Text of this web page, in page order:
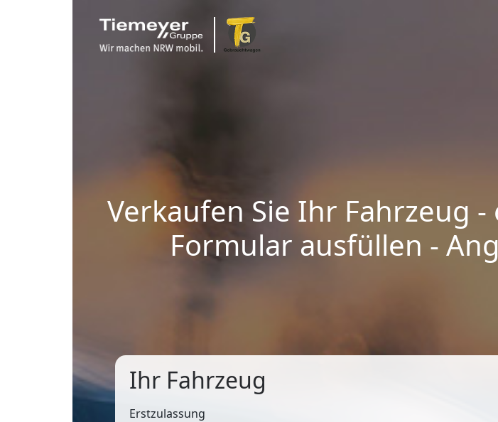
Verkaufen Sie Ihr Fahrzeug
Formular ausfüllen -
Ihr Fahrzeug
Erstzulassung